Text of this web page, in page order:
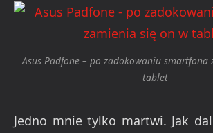
Asus Padfone – po zadokowaniu smartfona
tablet
Jedno mnie tylko martwi. Jak